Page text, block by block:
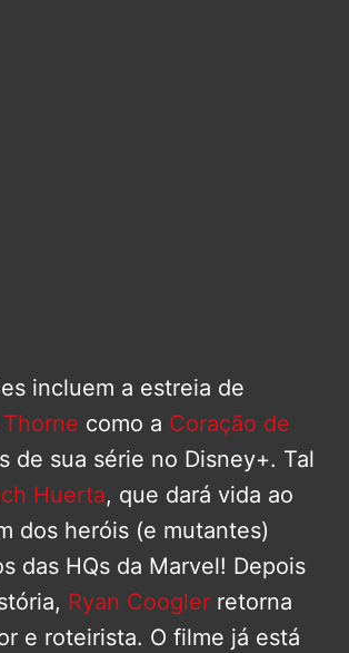
incluem a estreia de
como a Coração de
de sua série no Disney+. Tal
Huerta, que dará vida ao
dos heróis (e mutantes)
das HQs da Marvel! Depois
Ryan Coogler retorna
e roteirista. O filme já está